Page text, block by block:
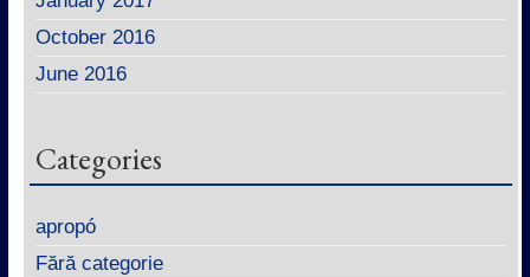
October 2016
June 2016
Categories
apropó
Fără categorie